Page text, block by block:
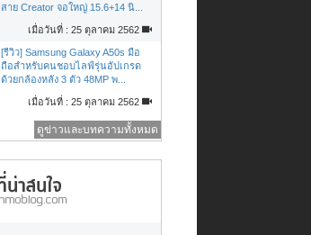
สาย Creator จอใหญ่ 15.6+14 นิ...
เมื่อวันที่ : 25 ตุลาคม 2562
[รีวิว] Samsung Galaxy A50s มือ
ถือสำหรับคนชอบไลฟ์รุ่นอัปเกรด
ด้วยกล้องหลัง 3 ตัว 48MP พ...
เมื่อวันที่ : 25 ตุลาคม 2562
ดูข่าวและบทความทั้งหมด